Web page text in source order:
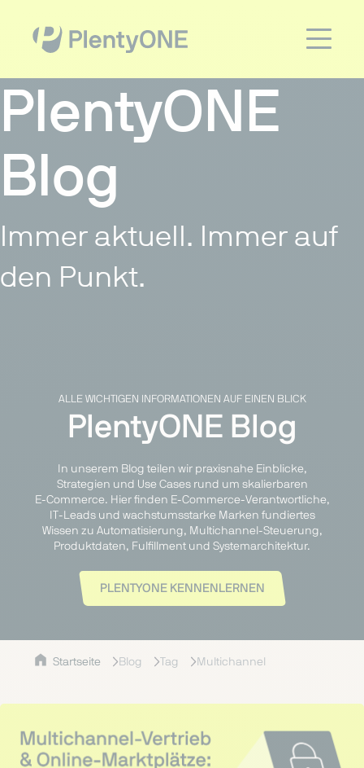
PlentyONE
Blog
Immer aktuell. Immer auf
den Punkt.
ALLE WICHTIGEN INFORMATIONEN AUF EINEN BLICK
PlentyONE Blog
In unserem Blog teilen wir praxisnahe Einblicke,
Strategien und Use Cases rund um skalierbaren
E‑Commerce. Hier finden E‑Commerce‑Verantwortliche,
IT‑Leads und wachstumsstarke Marken fundiertes
Wissen zu Automatisierung, Multichannel‑Steuerung,
Produktdaten, Fulfillment und Systemarchitektur.
PLENTYONE KENNENLERNEN
Startseite Blog Tag Multichannel